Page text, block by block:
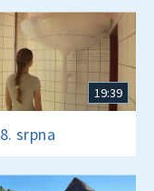
19:39
8. srpna